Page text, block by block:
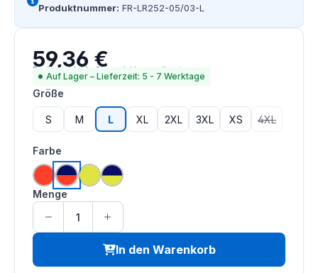
Produktnummer: FR-LR252-05/03-L
Regulärer Preis:
59,36 €
Preise inkl. MwSt. zzgl. Versandkosten
Auf Lager – Lieferzeit: 5 - 7 Werktage
Größe
S M L XL 2XL 3XL XS 4XL(Diese
Farbe
hi vis orange
hi vis orange | navy
hi vis saturn gelb
hi vis saturn gelb | navy
Menge
In den Warenkorb